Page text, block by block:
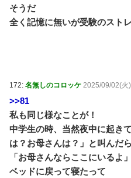
そうだ
全く記憶に無いが受験のスト
172: 名無しのコロッケ 2025/09/02(火
>>81
私も同じ様なことが！
中学生の時、当然夜中に起き
は？お母さんは？」と叫んだ
「お母さんならここにいるよ
ベッドに戻って寝たって